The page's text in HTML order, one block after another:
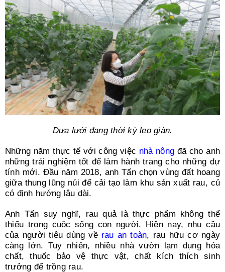
Dưa lưới đang thời kỳ leo giàn.
Những năm thực tế với công việc nhà nông đã cho anh
những trải nghiệm tốt để làm hành trang cho những dự
tính mới. Đầu năm 2018, anh Tấn chọn vùng đất hoang
giữa thung lũng núi để cải tạo làm khu sản xuất rau, củ
có định hướng lâu dài.
Anh Tấn suy nghĩ, rau quả là thực phẩm không thể
thiếu trong cuộc sống con người. Hiện nay, nhu cầu
của người tiêu dùng về rau an toàn, rau hữu cơ ngày
càng lớn. Tuy nhiên, nhiều nhà vườn lạm dụng hóa
chất, thuốc bảo vệ thực vật, chất kích thích sinh
trưởng để trồng rau.